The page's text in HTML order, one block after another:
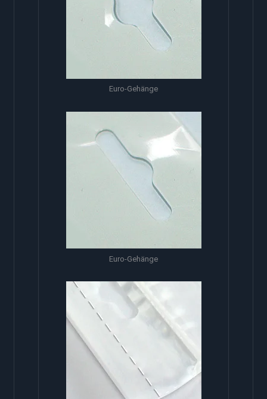
Euro-Gehänge
Euro-Gehänge